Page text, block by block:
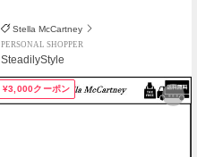
Stella McCartney
PERSONAL SHOPPER
SteadilyStyle
¥3,000クーポン